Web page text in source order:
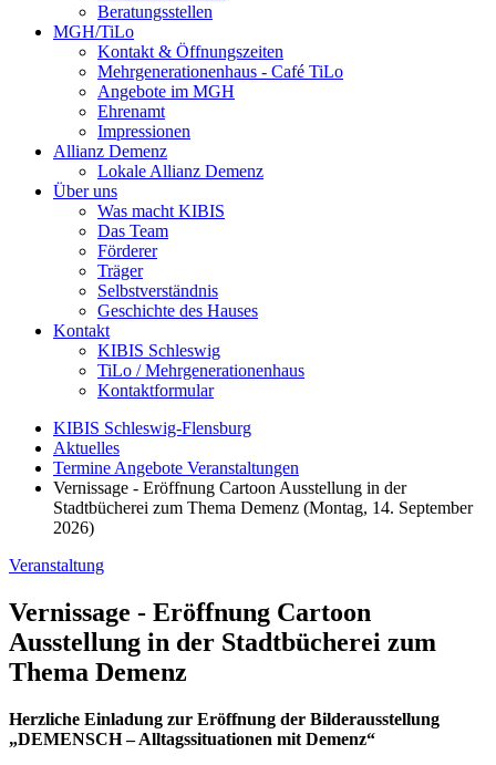
Beratungsstellen
MGH/TiLo
Kontakt & Öffnungszeiten
Mehrgenerationenhaus - Café TiLo
Angebote im MGH
Ehrenamt
Impressionen
Allianz Demenz
Lokale Allianz Demenz
Über uns
Was macht KIBIS
Das Team
Förderer
Träger
Selbstverständnis
Geschichte des Hauses
Kontakt
KIBIS Schleswig
TiLo / Mehrgenerationenhaus
Kontaktformular
KIBIS Schleswig-Flensburg
Aktuelles
Termine Angebote Veranstaltungen
Vernissage - Eröffnung Cartoon Ausstellung in der
Stadtbücherei zum Thema Demenz (Montag, 14. September
2026)
Veranstaltung
Vernissage - Eröffnung Cartoon
Ausstellung in der Stadtbücherei zum
Thema Demenz
Herzliche Einladung zur Eröffnung der Bilderausstellung
„DEMENSCH – Alltagssituationen mit Demenz“